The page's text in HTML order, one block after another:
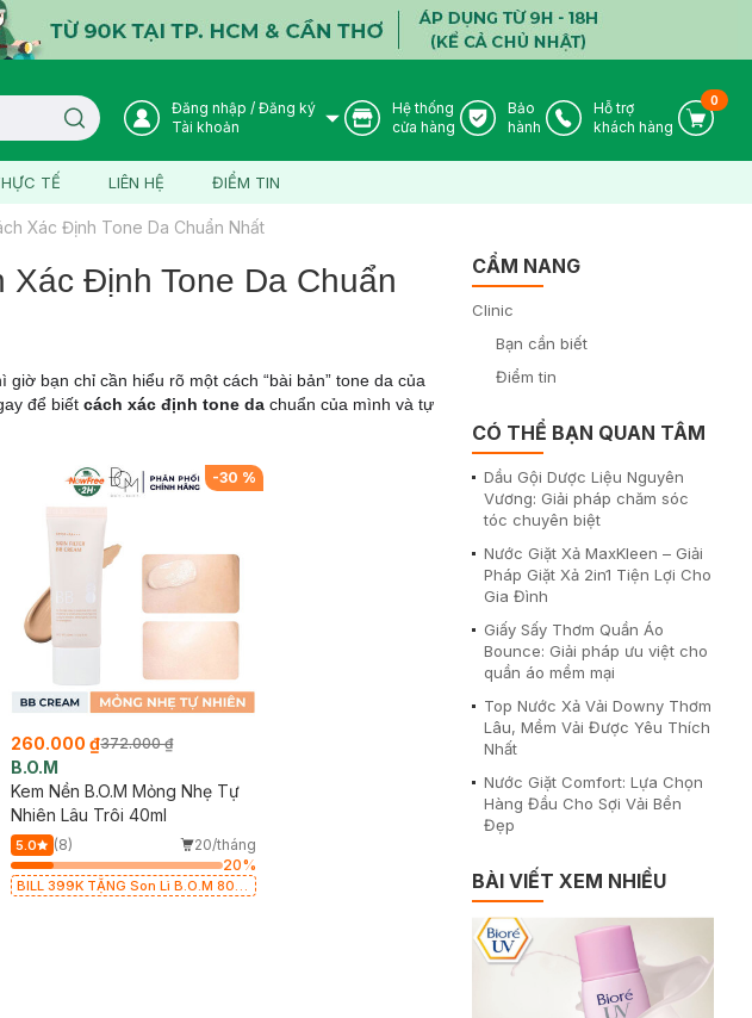
Search icon User Icon
Đăng nhập / Đăng ký
Tài khoản
Store Icon
Hệ thống
cửa hàng
Warranty Icon
Bảo
hành
Phone Icon
Hỗ trợ
khách hàng
Cart
0
TẾ LIÊN HỆ ĐIỂM TIN
Xác Định Tone Da Chuẩn Nhất
Định Tone Da Chuẩn
bạn chỉ cần hiểu rõ một cách “bài bản” tone da của
để biếtcách xác định tone da chuẩn của mình và tự
-30 %
260.000 ₫372.000 ₫
B.O.M
Kem Nền B.O.M Mỏng Nhẹ Tự
Nhiên Lâu Trôi 40ml
5.0 (8)
20/tháng
20%
BILL 399K TẶNG Son Lì B.O.M 802
CẨM NANG
Clinic
Bạn cần biết
Điểm tin
CÓ THỂ BẠN QUAN TÂM
Dầu Gội Dược Liệu Nguyên
Vương: Giải pháp chăm sóc
tóc chuyên biệt
Nước Giặt Xả MaxKleen – Giải
Pháp Giặt Xả 2in1 Tiện Lợi Cho
Gia Đình
Giấy Sấy Thơm Quần Áo
Bounce: Giải pháp ưu việt cho
quần áo mềm mại
Top Nước Xả Vải Downy Thơm
Lâu, Mềm Vải Được Yêu Thích
Nhất
Nước Giặt Comfort: Lựa Chọn
Hàng Đầu Cho Sợi Vải Bền
Đẹp
BÀI VIẾT XEM NHIỀU